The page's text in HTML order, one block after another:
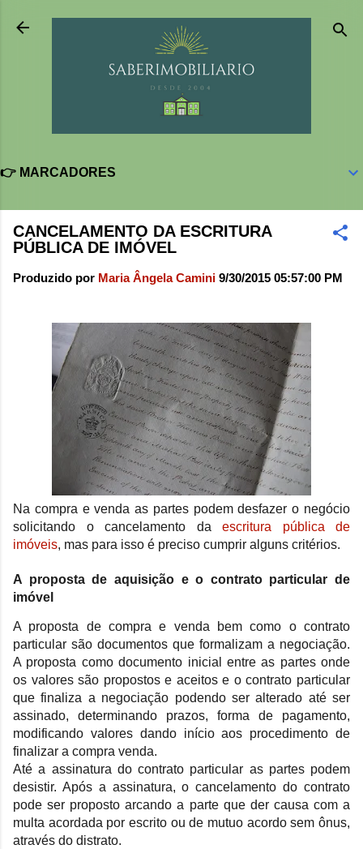
Pular para o conteúdo principal
👉 MARCADORES
CANCELAMENTO DA ESCRITURA
PÚBLICA DE IMÓVEL
Produzido por Maria Ângela Camini 9/30/2015 05:57:00 PM
Na compra e venda as partes podem desfazer o negócio
solicitando o cancelamento da escritura pública de
imóveis, mas para isso é preciso cumprir alguns critérios.
A proposta de aquisição e o contrato particular de
imóvel
A proposta de compra e venda bem como o contrato
particular são documentos que formalizam a negociação.
A proposta como documento inicial entre as partes onde
os valores são propostos e aceitos e o contrato particular
que finaliza a negociação podendo ser alterado até ser
assinado, determinando prazos, forma de pagamento,
modificando valores dando início aos procedimento de
finalizar a compra venda.
Até a assinatura do contrato particular as partes podem
desistir. Após a assinatura, o cancelamento do contrato
pode ser proposto arcando a parte que der causa com a
multa acordada por escrito ou de mutuo acordo sem ônus,
através do distrato.